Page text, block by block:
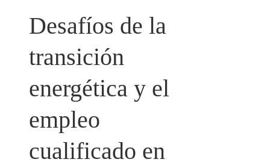
Desafíos de la
transición
energética y el
empleo
cualificado en